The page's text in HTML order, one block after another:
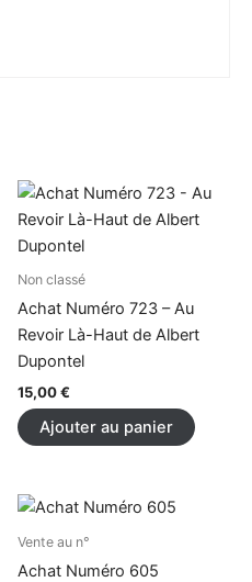
Non classé
Achat Numéro 723 – Au
Revoir Là-Haut de Albert
Dupontel
15,00€
Ajouter au panier
Vente au n°
Achat Numéro 605